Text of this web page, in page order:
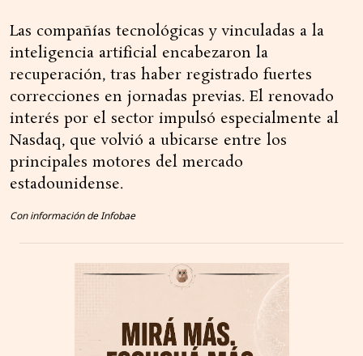
Las compañías tecnológicas y vinculadas a la
inteligencia artificial encabezaron la
recuperación, tras haber registrado fuertes
correcciones en jornadas previas. El renovado
interés por el sector impulsó especialmente al
Nasdaq, que volvió a ubicarse entre los
principales motores del mercado
estadounidense.
Con información de Infobae